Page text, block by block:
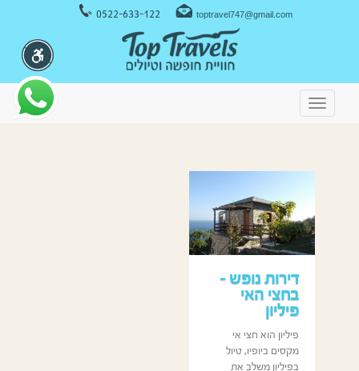
0522-633-122 toptravel747@gmail.com
Toggle
navigation
דירות נופש –
בחצי האי
פיליון
פיליון הוא חצי אי
מקסים ביופיו, טיול
בפיליון משלב את
ניווט במקלדת